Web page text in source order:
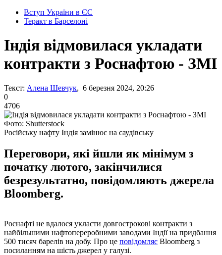
Вступ України в ЄС
Теракт в Барселоні
Індія відмовилася укладати
контракти з Роснафтою - ЗМІ
Текст: Алена Шевчук, 6 березня 2024, 20:26
0
4706
Фото: Shutterstock
Російську нафту Індія замінює на саудівську
Переговори, які йшли як мінімум з
початку лютого, закінчилися
безрезультатно, повідомляють джерела
Bloomberg.
Роснафті не вдалося укласти довгострокові контракти з
найбільшими нафтопереробними заводами Індії на придбання
500 тисяч барелів на добу. Про це повідомляє Bloomberg з
посиланням на шість джерел у галузі.